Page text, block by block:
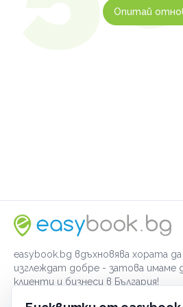
Опитай
easybook.bg вдъхновява хората
изглеждат добре - затова имаме
клиенти и бизнеси в България!